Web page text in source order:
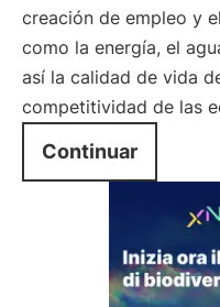
creación de empleo y
como la energía, el
así la calidad de vida
competitividad de las
Continuar